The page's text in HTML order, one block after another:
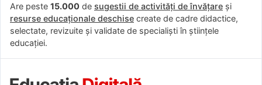
Are peste 15.000 de sugestii de activități de învățare și
resurse educaționale deschise create de cadre didactice,
selectate, revizuite și validate de specialiști în științele
educației.